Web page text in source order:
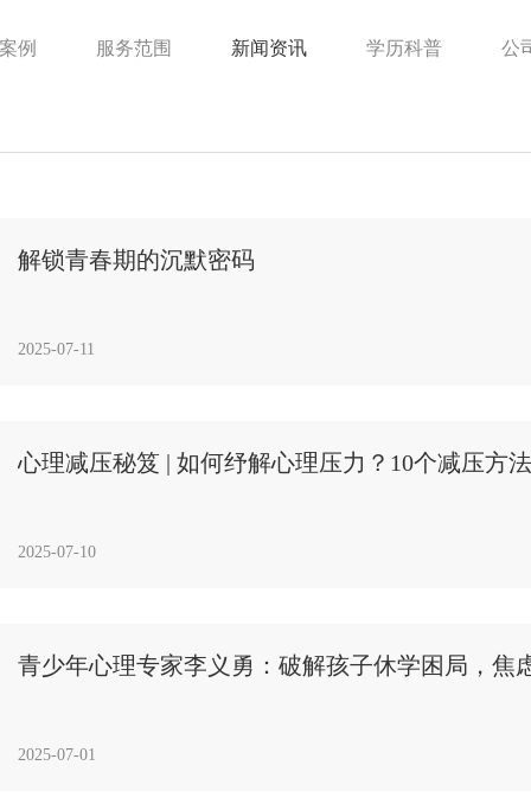
例 服务范围 新闻资讯 学历科普 公
解锁青春期的沉默密码
2025-07-11
心理减压秘笈 | 如何纾解心理压力？10个减压方
2025-07-10
青少年心理专家李义勇：破解孩子休学困局，焦
2025-07-01